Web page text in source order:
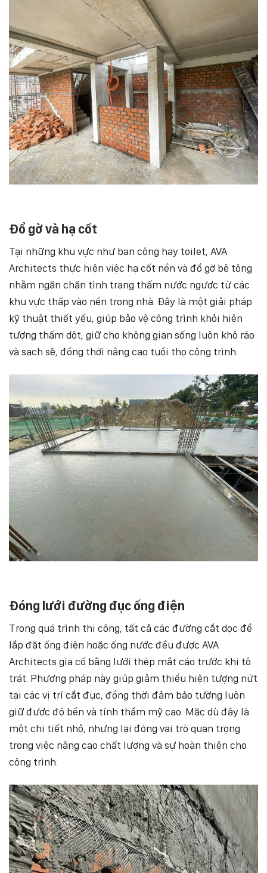
Đổ gờ và hạ cốt
Tại những khu vực như ban công hay toilet, AVA
Architects thực hiện việc hạ cốt nền và đổ gờ bê tông
nhằm ngăn chặn tình trạng thấm nước ngược từ các
khu vực thấp vào nền trong nhà. Đây là một giải pháp
kỹ thuật thiết yếu, giúp bảo vệ công trình khỏi hiện
tượng thấm dột, giữ cho không gian sống luôn khô ráo
và sạch sẽ, đồng thời nâng cao tuổi thọ công trình.
Đóng lưới đường đục ống điện
Trong quá trình thi công, tất cả các đường cắt dọc để
lắp đặt ống điện hoặc ống nước đều được AVA
Architects gia cố bằng lưới thép mắt cáo trước khi tô
trát. Phương pháp này giúp giảm thiểu hiện tượng nứt
tại các vị trí cắt đục, đồng thời đảm bảo tường luôn
giữ được độ bền và tính thẩm mỹ cao. Mặc dù đây là
một chi tiết nhỏ, nhưng lại đóng vai trò quan trọng
trong việc nâng cao chất lượng và sự hoàn thiện cho
công trình.